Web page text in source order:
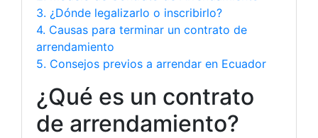
3. ¿Dónde legalizarlo o inscribirlo?
4. Causas para terminar un contrato de
arrendamiento
5. Consejos previos a arrendar en Ecuador
¿Qué es un contrato
de arrendamiento?